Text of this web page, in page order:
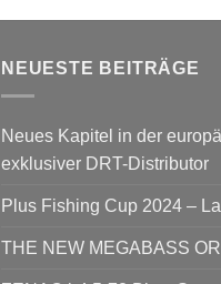
NEUESTE BEITRÄGE
Neues Kapitel in der
exklusiver DRT-Distributor
Plus Fishing Cup 2024 –
THE NEW MEGABASS